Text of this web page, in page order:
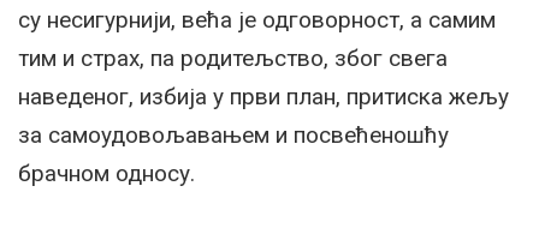
су несигурнији, већа је одговорност, а самим
тим и страх, па родитељство, због свега
наведеног, избија у први план, притиска жељу
за самоудовољавањем и посвећеношћу
брачном односу.